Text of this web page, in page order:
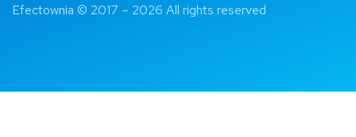
Efectownia © 2017 – 2026 All rights reserved